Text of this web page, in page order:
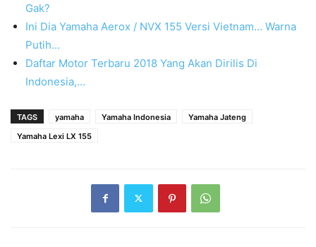
Gak?
Ini Dia Yamaha Aerox / NVX 155 Versi Vietnam... Warna
Putih…
Daftar Motor Terbaru 2018 Yang Akan Dirilis Di
Indonesia,…
TAGS yamaha Yamaha Indonesia
Yamaha Jateng
Yamaha Lexi LX 155